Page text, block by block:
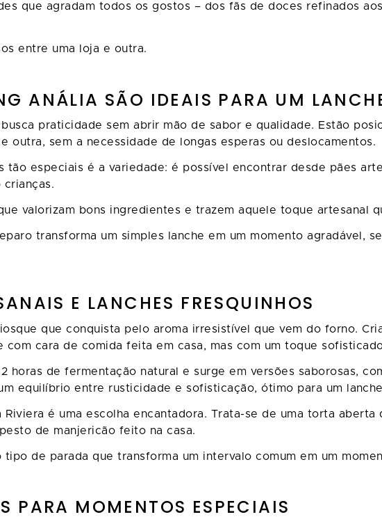
que agradam todos os gostos – dos fãs de doces refinados
entre uma loja e outra.
ANÁLIA SÃO IDEAIS PARA UM
praticidade sem abrir mão de sabor e qualidade. Estão
sem a necessidade de longas esperas ou deslocamentos.
especiais é a variedade: é possível encontrar desde pães
crianças.
valorizam bons ingredientes e trazem aquele toque artesanal
transforma um simples lanche em um momento agradável,
E LANCHES FRESQUINHOS
que conquista pelo aroma irresistível que vem do forno.
cara de comida feita em casa, mas com um toque
horas de fermentação natural e surge em versões saborosas,
equilíbrio entre rusticidade e sofisticação, ótimo para um
é uma escolha encantadora. Trata-se de uma torta aberta
de manjericão feito na casa.
de parada que transforma um intervalo comum em um
PARA MOMENTOS ESPECIAIS